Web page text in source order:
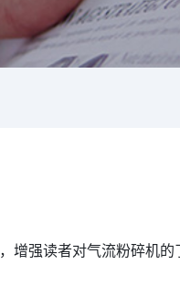
增强读者对气流粉碎机的